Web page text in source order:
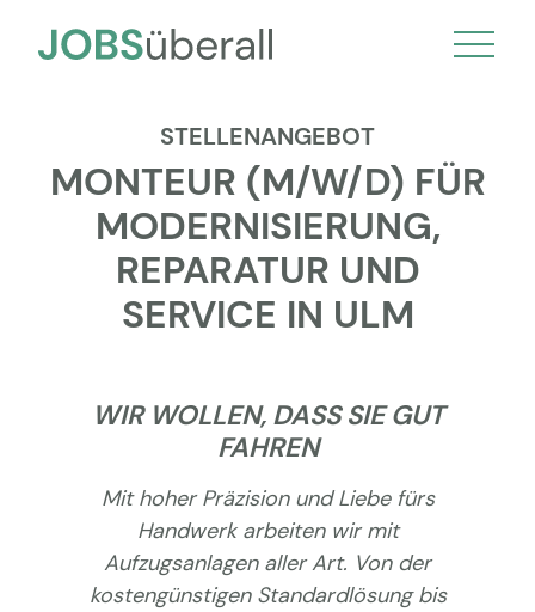
STELLENANGEBOT
MONTEUR (M/W/D) FÜR
MODERNISIERUNG,
REPARATUR UND
SERVICE IN ULM
WIR WOLLEN, DASS SIE GUT
FAHREN
Mit hoher Präzision und Liebe fürs
Handwerk arbeiten wir mit
Aufzugsanlagen aller Art. Von der
kostengünstigen Standardlösung bis